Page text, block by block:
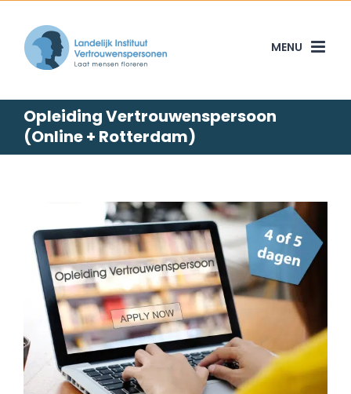
content
Opleiding Vertrouwenspersoon
(Online + Rotterdam)